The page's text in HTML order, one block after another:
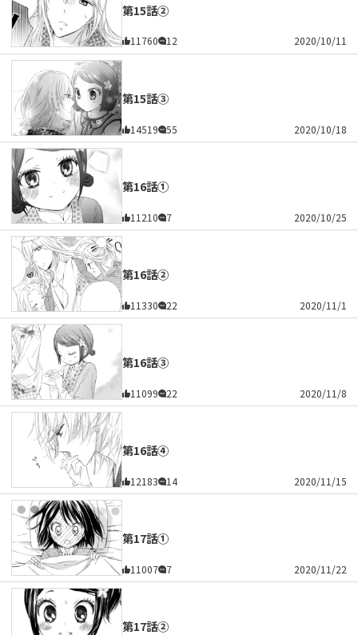
第15話②
11760 12 2020/10/11
第15話③
14519 55 2020/10/18
第16話①
11210 7 2020/10/25
第16話②
11330 22 2020/11/1
第16話③
11099 22 2020/11/8
第16話④
12183 14 2020/11/15
第17話①
11007 7 2020/11/22
第17話②